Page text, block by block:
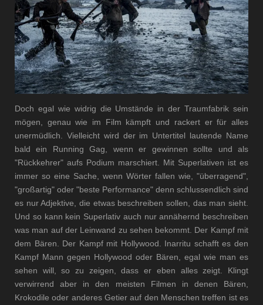
Doch egal wie widrig die Umstände in der Traumfabrik sein
mögen, genau wie im Film kämpft und rackert er für alles
unermüdlich. Vielleicht wird der im Untertitel lautende Name
bald ein Running Gag, wenn er gewinnen sollte und als
"Rückkehrer" aufs Podium marschiert. Mit Superlativen ist es
immer so eine Sache, wenn Wörter fallen wie, "überragend",
"großartig" oder "beste Performance" denn schlussendlich sind
es nur Adjektive, die etwas beschreiben sollen, das man sieht.
Und so kann kein Superlativ auch nur annähernd beschreiben
was man auf der Leinwand zu sehen bekommt. Der Kampf mit
dem Bären. Der Kampf mit Hollywood. Inarritu schafft es den
Kampf Mann gegen Hollywood oder Bären, egal wie man es
sehen will, so zu zeigen, dass er eben alles zeigt. Klingt
verwirrend aber in den meisten Filmen in denen Bären,
Krokodile oder anderes Getier auf den Menschen treffen ist es